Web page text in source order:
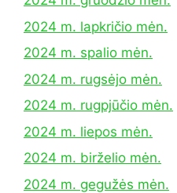
2024 m. lapkričio mėn.
2024 m. spalio mėn.
2024 m. rugsėjo mėn.
2024 m. rugpjūčio mėn.
2024 m. liepos mėn.
2024 m. birželio mėn.
2024 m. gegužės mėn.